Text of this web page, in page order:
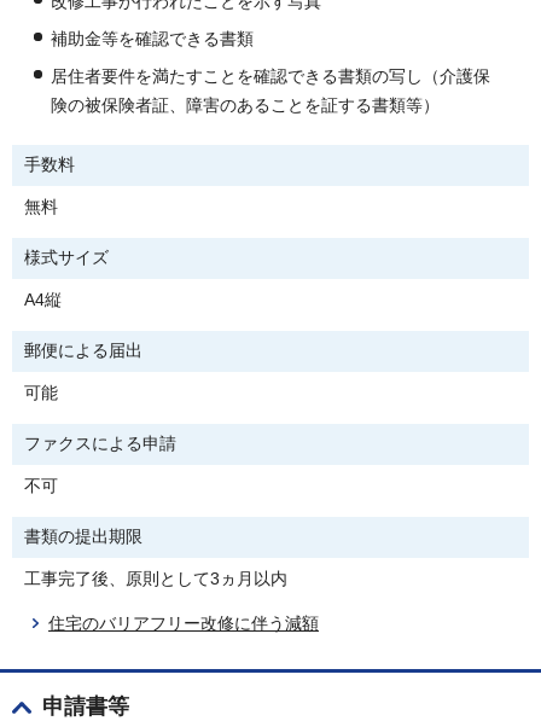
補助金等を確認できる書類
居住者要件を満たすことを確認できる書類の写し（介護保
険の被保険者証、障害のあることを証する書類等）
手数料
無料
様式サイズ
A4縦
郵便による届出
可能
ファクスによる申請
不可
書類の提出期限
工事完了後、原則として3ヵ月以内
住宅のバリアフリー改修に伴う減額
申請書等